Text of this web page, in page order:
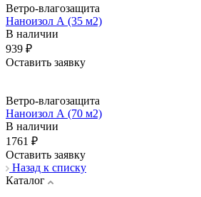
Ветро-влагозащита
Наноизол А (35 м2)
В наличии
939 ₽
Оставить заявку
Ветро-влагозащита
Наноизол А (70 м2)
В наличии
1761 ₽
Оставить заявку
Назад к списку
Каталог